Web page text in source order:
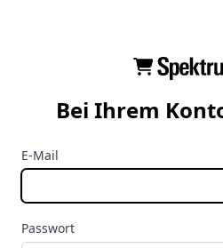
Bei Ihrem
E-Mail
Passwort